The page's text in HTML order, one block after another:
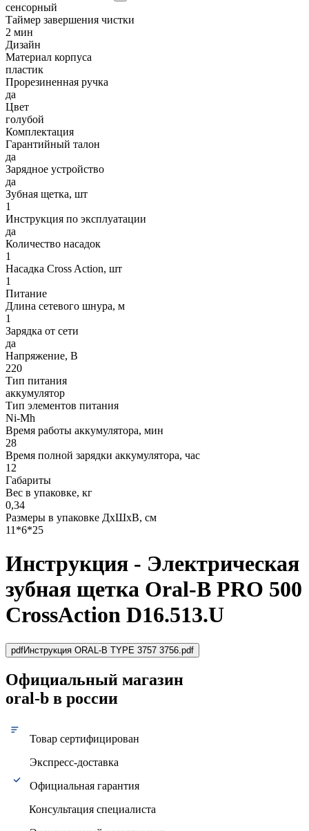
сенсорный
Таймер завершения чистки
2 мин
Дизайн
Материал корпуса
пластик
Прорезиненная ручка
да
Цвет
голубой
Комплектация
Гарантийный талон
да
Зарядное устройство
да
Зубная щетка, шт
1
Инструкция по эксплуатации
да
Количество насадок
1
Насадка Cross Action, шт
1
Питание
Длина сетевого шнура, м
1
Зарядка от сети
да
Напряжение, В
220
Тип питания
аккумулятор
Тип элементов питания
Ni-Mh
Время работы аккумулятора, мин
28
Время полной зарядки аккумулятора, час
12
Габариты
Вес в упаковке, кг
0,34
Размеры в упаковке ДxШxВ, см
11*6*25
Инструкция - Электрическая
зубная щетка Oral-B PRO 500
CrossAction D16.513.U
pdfИнструкция ORAL-B TYPE 3757 3756.pdf
Официальный магазин
oral-b в россии
Товар сертифицирован
Экспресс-доставка
Официальная гарантия
Консультация специалиста